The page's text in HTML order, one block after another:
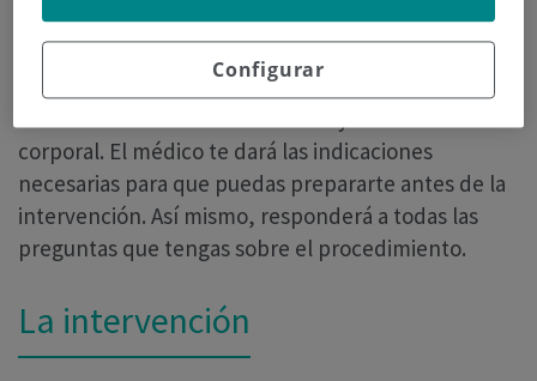
En la consulta inicial, el cirujano hará una
corporal. El médico te dará las indicaciones
necesarias para que puedas prepararte antes de la
intervención. Así mismo, responderá a todas las
preguntas que tengas sobre el procedimiento.
La intervención
Configurar